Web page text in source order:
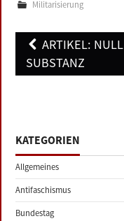
Militarisierung
Post
navigation
ARTIKEL: NULL
SUBSTANZ
KATEGORIEN
Allgemeines
Antifaschismus
Bundestag